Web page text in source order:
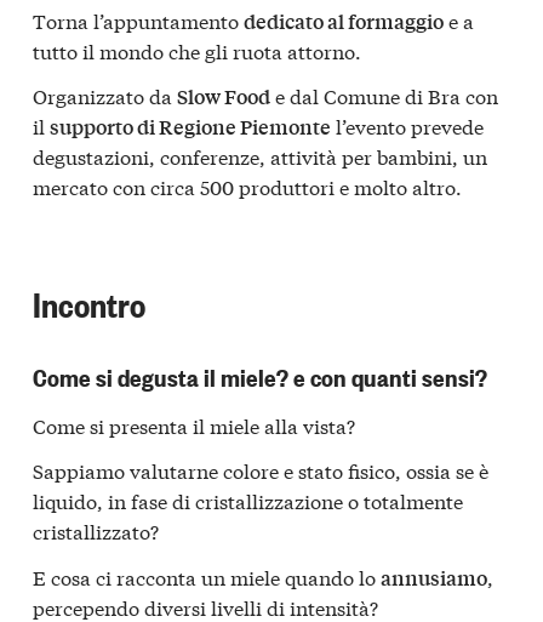
Torna l’appuntamentodedicato al formaggioe a
tutto il mondo che gli ruota attorno.
Organizzato da Slow Foode dal Comune di Bra con
il supporto di Regione Piemonte l’evento prevede
degustazioni, conferenze, attività per bambini, un
mercato con circa 500 produttori e molto altro.
Incontro
Come si degusta il miele? e con quanti sensi?
Come si presenta il miele alla vista?
Sappiamo valutarne colore e stato fisico, ossia se è
liquido, in fase di cristallizzazione o totalmente
cristallizzato?
E cosa ci racconta un miele quando loannusiamo,
percependo diversi livelli di intensità?